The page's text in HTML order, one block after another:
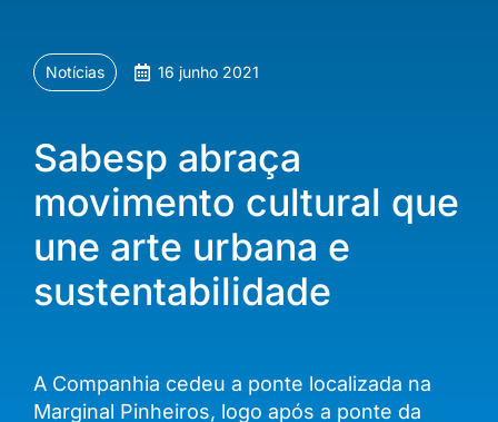
Notícias 16 junho 2021
Sabesp abraça
movimento cultural que
une arte urbana e
sustentabilidade
A Companhia cedeu a ponte localizada na
Marginal Pinheiros, logo após a ponte da